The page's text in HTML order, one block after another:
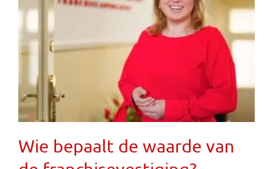
Wie bepaalt de waarde van